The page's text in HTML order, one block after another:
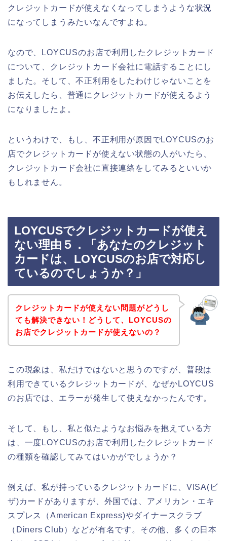
クレジットカードが使えなくなってしまうような状況
になってしまうみたいなんですよね。
なので、LOYCUSのお店で利用したクレジットカード
について、クレジットカード会社に電話することにし
ました。そして、不正利用をしたわけじゃないことを
お伝えしたら、普通にクレジットカードが使えるよう
になりましたよ。
というわけで、もし、不正利用が原因でLOYCUSのお
店でクレジットカードが使えない状態の人がいたら、
クレジットカード会社に直接連絡をしてみるといいか
もしれません。
LOYCUSでクレジットカードが使え
ない理由５．「あなたのクレジット
カードは、LOYCUSのお店で対応し
ているのでしょうか？」
クレジットカードが使えない問題がどうし
ても解決できない！どうして、LOYCUSの
お店でクレジットカードが使えないの？
この現象は、私だけではないと思うのですが、普段は
利用できているクレジットカードが、なぜかLOYCUS
のお店では、エラーが発生して使えなかったんです。
そして、もし、私と似たようなお悩みを抱えている方
は、一度LOYCUSのお店で利用したクレジットカード
の種類を確認してみてはいかがでしょうか？
例えば、私が持っているクレジットカードに、VISA(ビ
ザ)カードがありますが、外国では、アメリカン・エキ
スプレス（American Express)やダイナースクラブ
（Diners Club）などが有名です。その他、多くの日本